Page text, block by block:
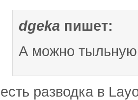
dgeka пишет:
А можно тыльную
есть разводка в